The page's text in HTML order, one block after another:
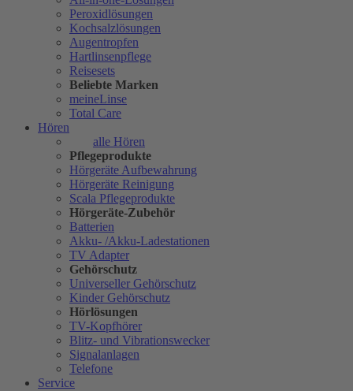
Peroxidlösungen
Kochsalzlösungen
Augentropfen
Hartlinsenpflege
Reisesets
Beliebte Marken
meineLinse
Total Care
Hören
alle Hören
Pflegeprodukte
Hörgeräte Aufbewahrung
Hörgeräte Reinigung
Scala Pflegeprodukte
Hörgeräte-Zubehör
Batterien
Akku- /Akku-Ladestationen
TV Adapter
Gehörschutz
Universeller Gehörschutz
Kinder Gehörschutz
Hörlösungen
TV-Kopfhörer
Blitz- und Vibrationswecker
Signalanlagen
Telefone
Service